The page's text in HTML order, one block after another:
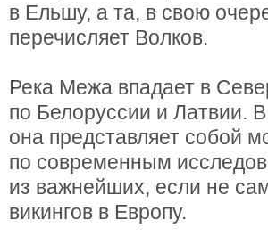
в Ельшу, а та, в свою
перечисляет Волков.
Река Межа впадает в
по Белоруссии и Латвии.
она представляет собой
по современным
из важнейших, если не
викингов в Европу.